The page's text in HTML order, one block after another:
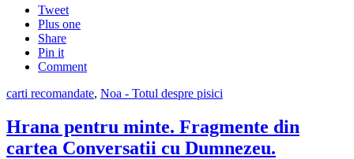
Tweet
Plus one
Share
Pin it
Comment
carti recomandate, Noa - Totul despre pisici
Hrana pentru minte. Fragmente din
cartea Conversatii cu Dumnezeu.